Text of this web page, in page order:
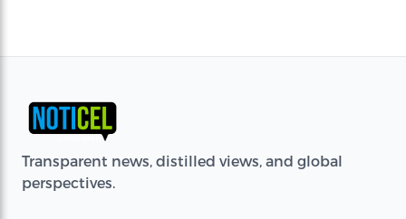
Transparent news, distilled views, and global
perspectives.